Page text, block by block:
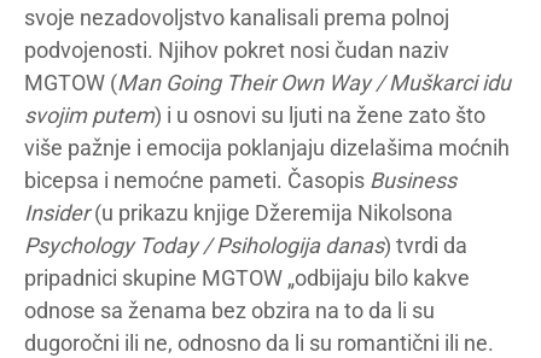
svoje nezadovoljstvo kanalisali prema polnoj
podvojenosti. Njihov pokret nosi čudan naziv
MGTOW (Man Going Their Own Way / Muškarci idu
svojim putem) i u osnovi su ljuti na žene zato što
više pažnje i emocija poklanjaju dizelašima moćnih
bicepsa i nemoćne pameti. Časopis Business
Insider(u prikazu knjige Džeremija Nikolsona
Psychology Today / Psihologija danas) tvrdi da
pripadnici skupine MGTOW „odbijaju bilo kakve
odnose sa ženama bez obzira na to da li su
dugoročni ili ne, odnosno da li su romantični ili ne.